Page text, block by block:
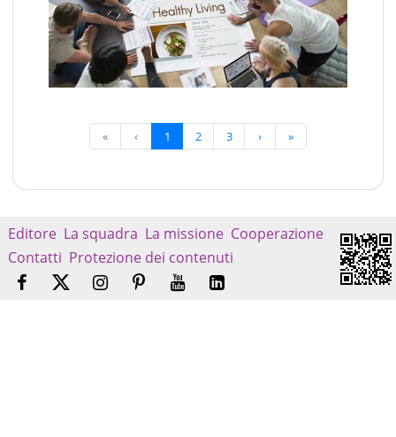
« ‹ 1 2 3 › »
Editore La squadra La missione Cooperazione
Contatti Protezione dei contenuti